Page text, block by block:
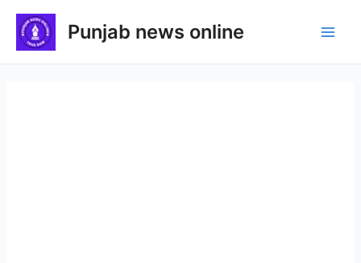
content
Punjab news online